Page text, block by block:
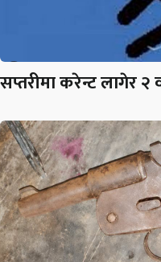
सप्तरीमा करेन्ट लागेर २